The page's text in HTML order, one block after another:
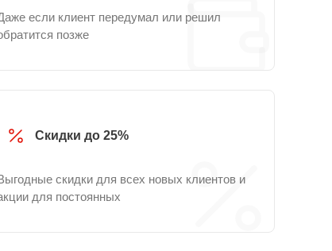
если клиент передумал или решил
позже
Скидки до 25%
скидки для всех новых клиентов и
для постоянных